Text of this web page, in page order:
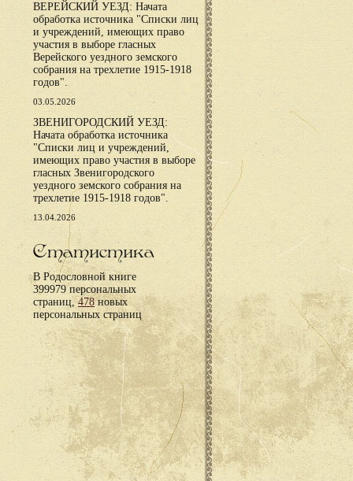
ВЕРЕЙСКИЙ УЕЗД: Начата
обработка источника "Списки лиц
и учреждений, имеющих право
участия в выборе гласных
Верейского уездного земского
собрания на трехлетие 1915-1918
годов".
03.05.2026
ЗВЕНИГОРОДСКИЙ УЕЗД:
Начата обработка источника
"Списки лиц и учреждений,
имеющих право участия в выборе
гласных Звенигородского
уездного земского собрания на
трехлетие 1915-1918 годов".
13.04.2026
Статистика
В Родословной книге
399979 персональных
страниц,478новых
персональных страниц